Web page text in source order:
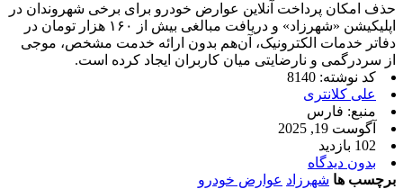
حذف امکان پرداخت آنلاین عوارض خودرو برای برخی شهروندان در
اپلیکیشن «شهرزاد» و دریافت مبالغی بیش از ۱۶۰ هزار تومان در
دفاتر خدمات الکترونیک، آن‌هم بدون ارائه خدمت مشخص، موجی
از سردرگمی و نارضایتی میان کاربران ایجاد کرده است.
کد نوشته: 8140
علی کلانتری
منبع: فارس
آگوست 19, 2025
102 بازدید
بدون دیدگاه
برچسب ها شهرزاد عوارض خودرو